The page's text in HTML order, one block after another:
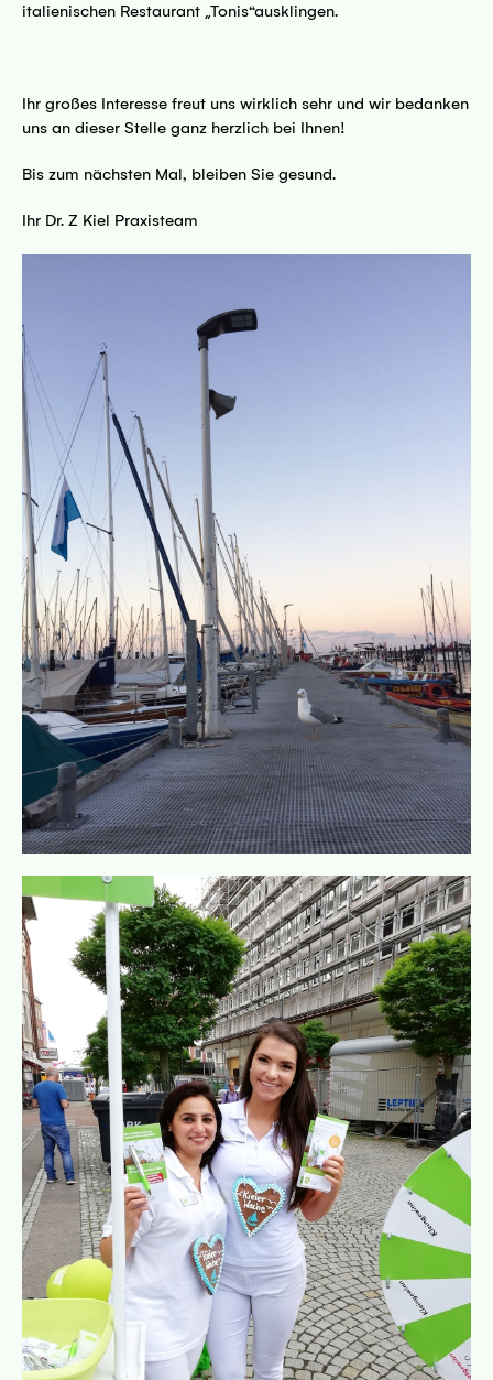
italienischen Restaurant „Tonis“ausklingen.
Ihr großes Interesse freut uns wirklich sehr und wir bedanken
uns an dieser Stelle ganz herzlich bei Ihnen!
Bis zum nächsten Mal, bleiben Sie gesund.
Ihr Dr. Z Kiel Praxisteam